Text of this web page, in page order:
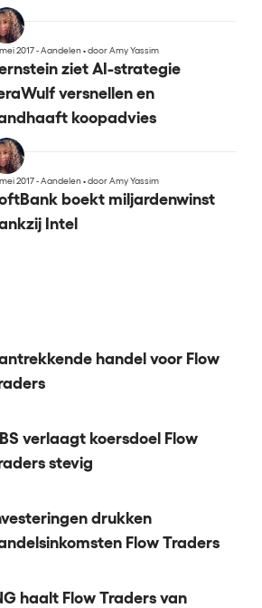
2017 - Aandelen•door Amy Yassim
ziet AI-strategie
versnellen en
koopadvies
2017 - Aandelen•door Amy Yassim
boekt miljardenwinst
Intel
handel voor Flow
verlaagt koersdoel Flow
stevig
drukken
Flow Traders
haalt Flow Traders van